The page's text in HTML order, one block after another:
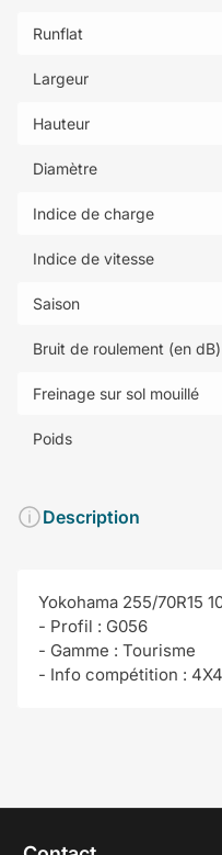
Runflat
Largeur
Hauteur
Diamètre
Indice de charge
Indice de vitesse
Saison
Bruit de roulement (en dB)
Freinage sur sol mouillé
Poids
Description
Yokohama 255/70R15
- Profil : G056
- Gamme : Tourisme
- Info compétition :